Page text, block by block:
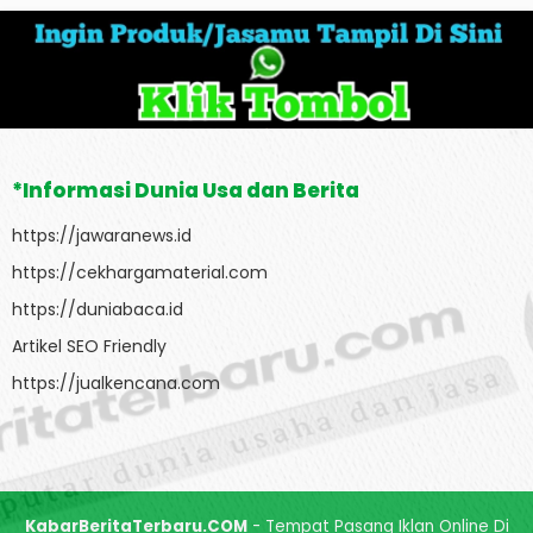
*Informasi Dunia Usa dan Berita
https://jawaranews.id
https://cekhargamaterial.com
https://duniabaca.id
Artikel SEO Friendly
https://jualkencana.com
KabarBeritaTerbaru.COM- Tempat Pasang Iklan Online Di